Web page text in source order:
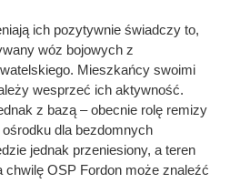
ich pozytywnie świadczy to,
wóz bojowych z
Mieszkańcy swoimi
wesprzeć ich aktywność.
z bazą – obecnie rolę remizy
dla bezdomnych
jednak przeniesiony, a teren
OSP Fordon może znaleźć